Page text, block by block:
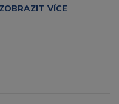
ZOBRAZIT VÍCE